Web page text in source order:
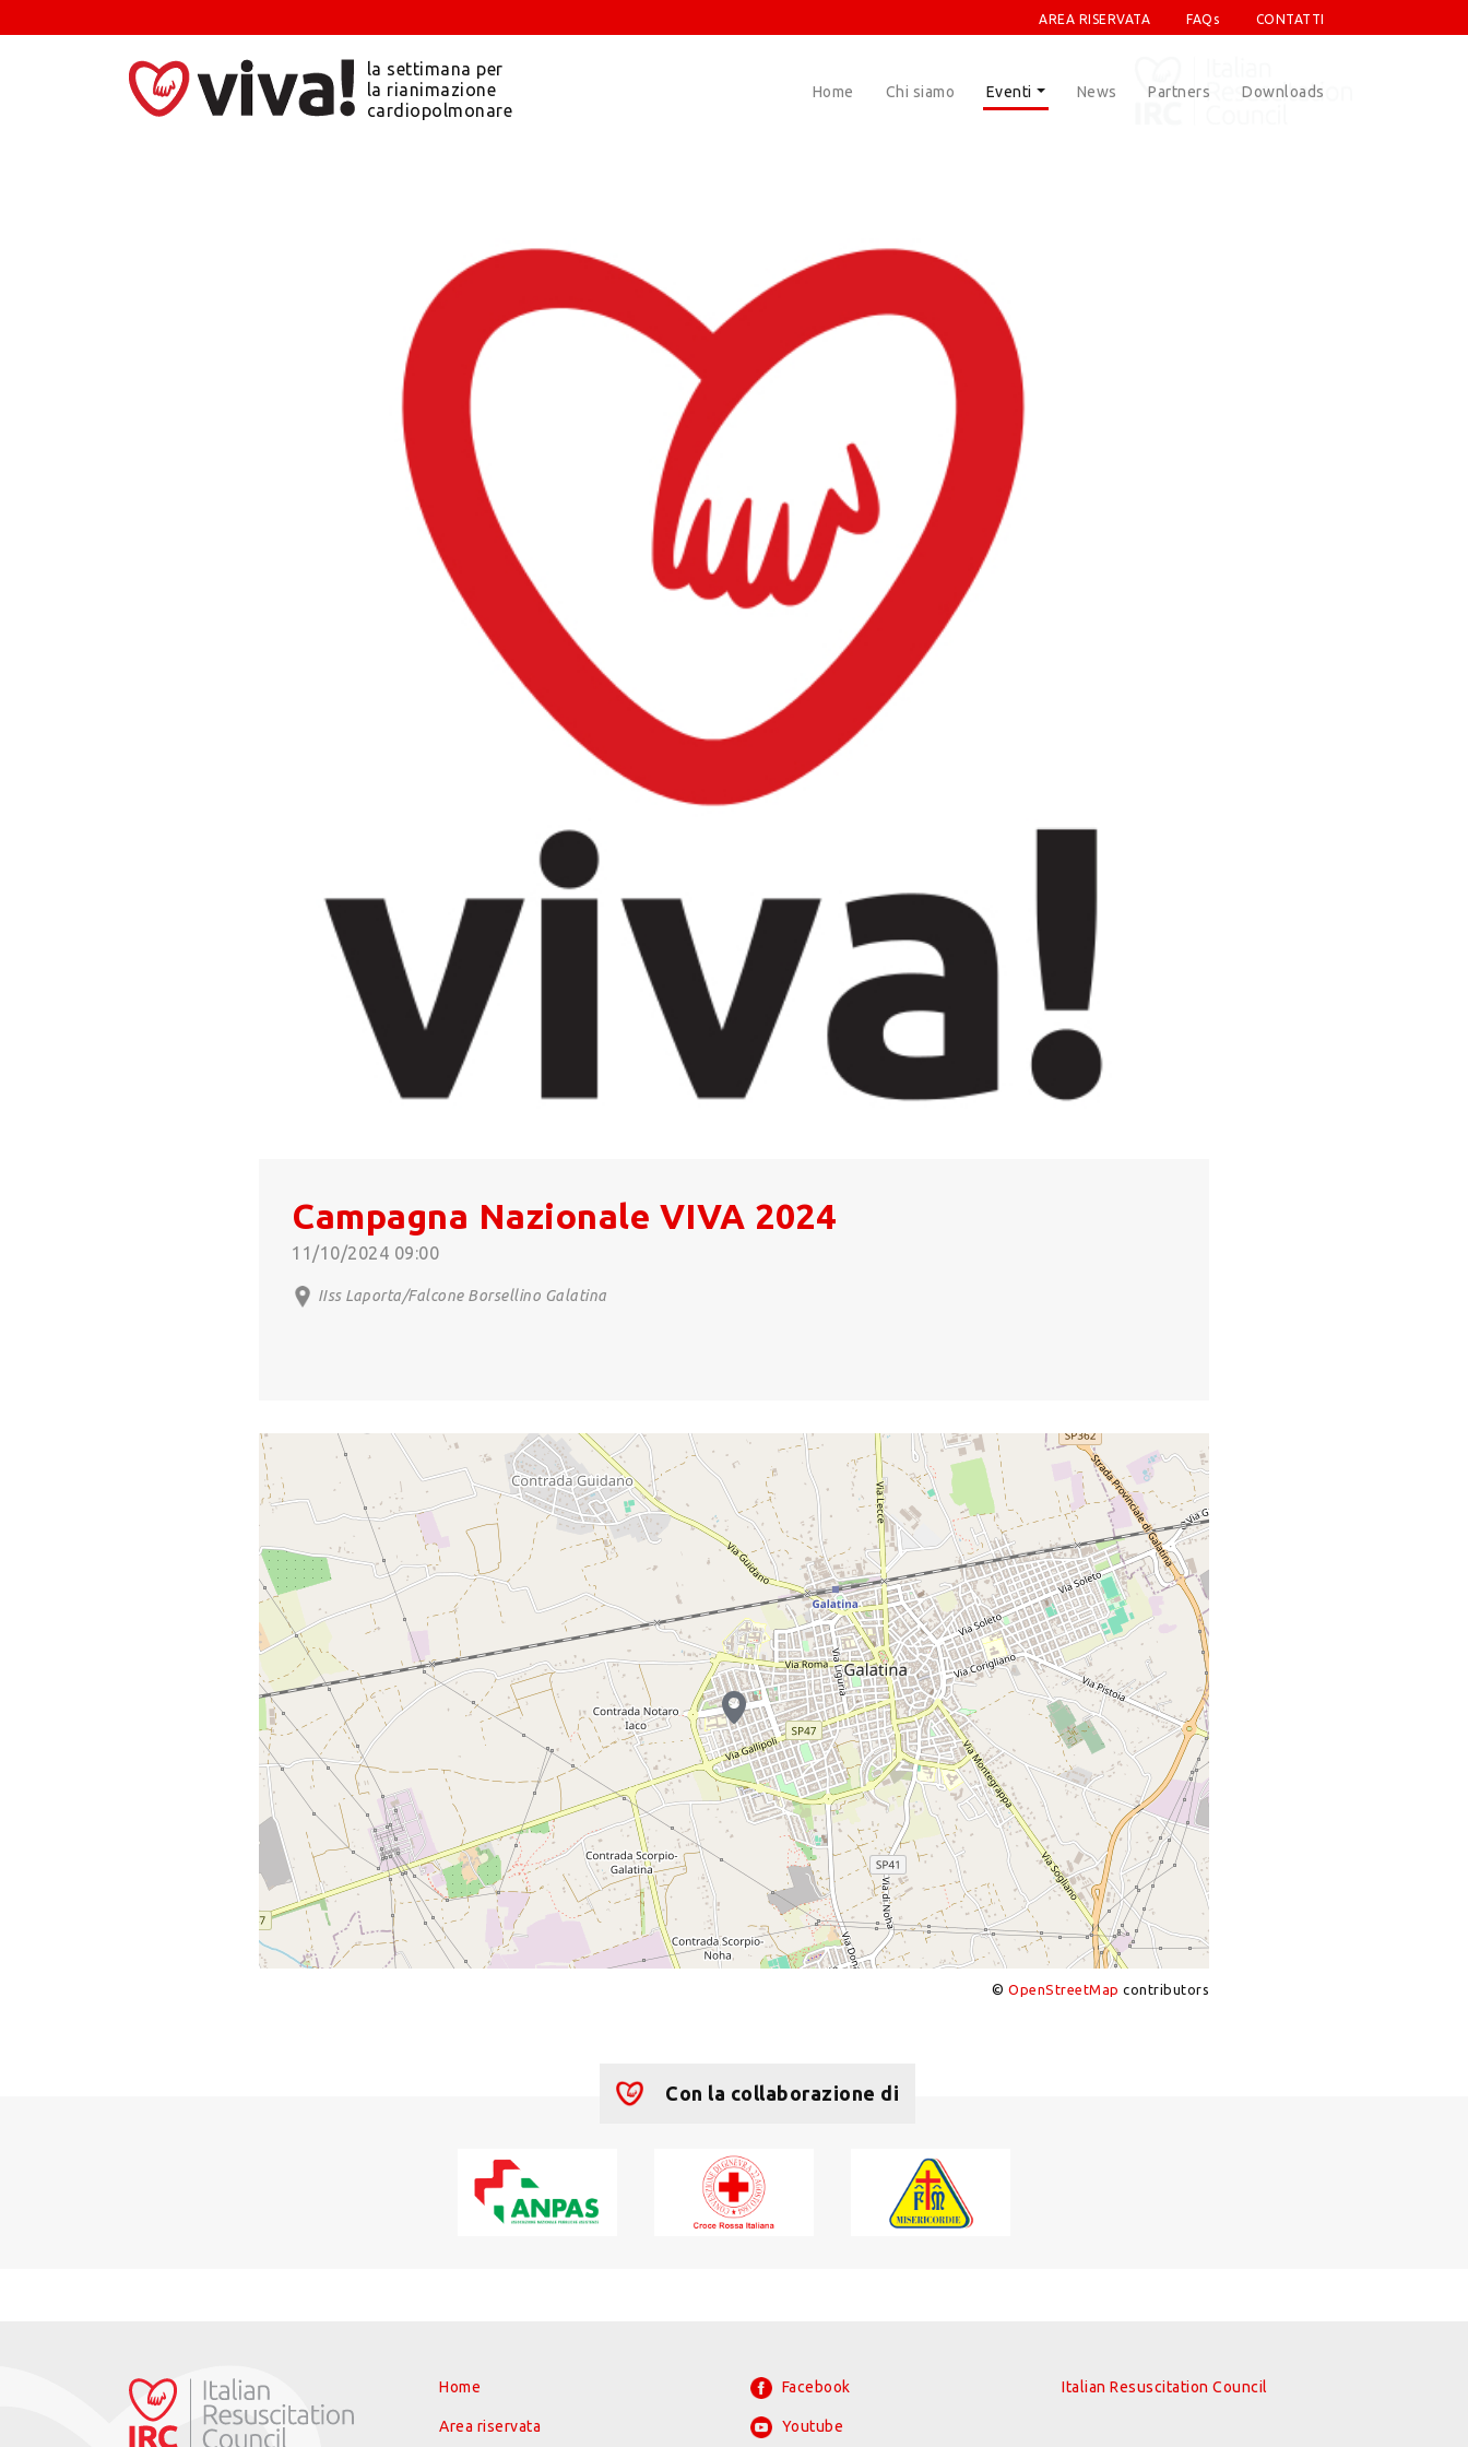
AREA RISERVATA FAQs CONTATTI
la settimana per
la rianimazione
cardiopolmonare
Home Chi siamo Eventi News Partners Downloads
Campagna Nazionale VIVA 2024
11/10/2024 09:00
IIss Laporta/Falcone Borsellino Galatina
© OpenStreetMap contributors
Con la collaborazione di
Home
Area riservata
Facebook
Youtube
Italian Resuscitation Council